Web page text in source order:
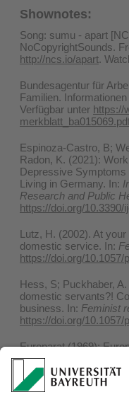
Shownotes:
Song: sumu - apart
NoCopyrightSounds.
http://ncs.io/apart.
Bundesagentur für
Familien.
Verfügbar unter https://
Espinoza-Castro, B;
Radon, K. (2021):
Depressive Symptoms
Living in Germany. In:
Research and Public
https://doi.org/10.3390/
Lutz, H. (2002). At
domestic service. In:
https://doi.org/10.1057/
Hess, S; Puckhaber,
domestic servants?!
business. In: Feminist
https://doi.org/10.1057/
Europarat (1969):
Placement and
68. Verfügbar unter
Zugriff 07.01.2025].